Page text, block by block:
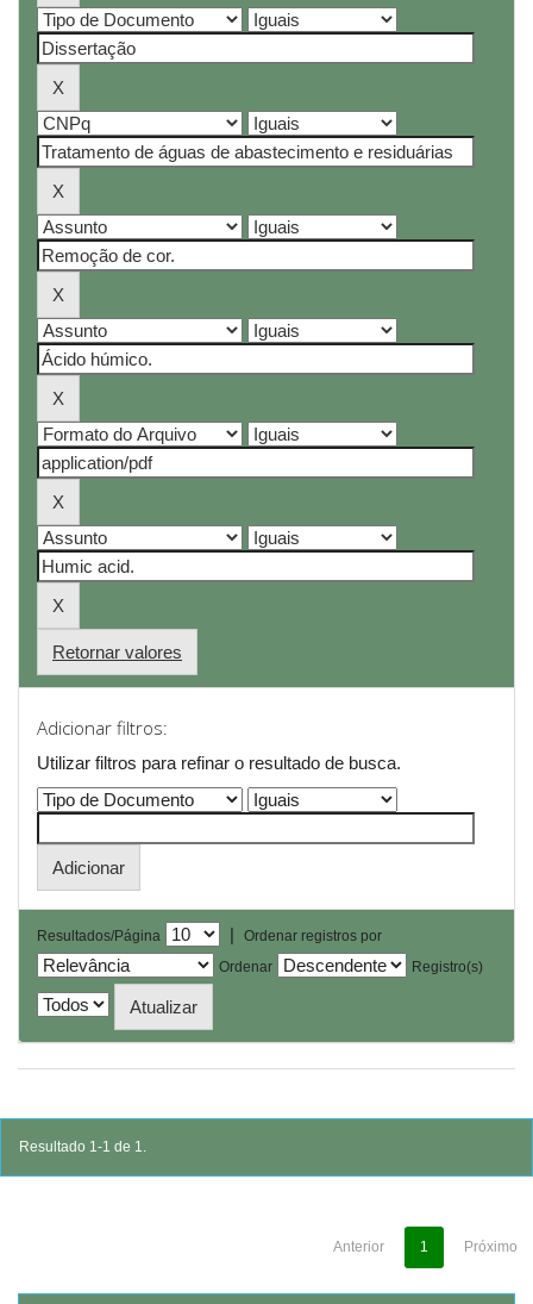
Retornar valores
Adicionar filtros:
Utilizar filtros para refinar o resultado de busca.
Resultados/Página |
Ordenar registros por
Ordenar
Registro(s)
Resultado 1-1 de 1.
Anterior 1 Próximo